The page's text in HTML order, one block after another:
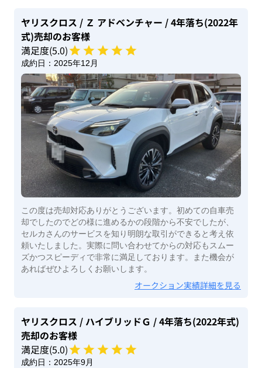
ヤリスクロス / Ｚ アドベンチャー / 4年落ち(2022年
式)売却のお客様
満足度(5.0)
成約日： 2025年12月
この度は売却対応ありがとうございます。初めての自車売
却でしたのでどの様に進めるかの段階から不安でしたが、
セルカさんのサービスを知り明朗な取引ができると考え依
頼いたしました。実際に問い合わせてからの対応もスムー
ズかつスピーディで非常に満足しております。また機会が
あればぜひよろしくお願いします。
オークション実績詳細を見る
ヤリスクロス / ハイブリッドＧ / 4年落ち(2022年式)
売却のお客様
満足度(5.0)
成約日： 2025年9月